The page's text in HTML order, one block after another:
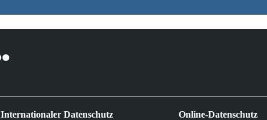
Internationaler Datenschutz Online-Datenschutz